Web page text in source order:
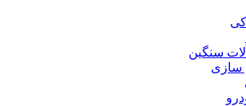
سنگین
سازی